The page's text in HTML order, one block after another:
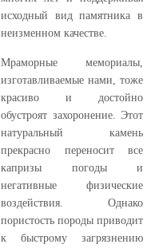
исходный вид памятника в
неизменном качестве.
Мраморные мемориалы,
изготавливаемые нами, тоже
красиво и достойно
обустроят захоронение. Этот
натуральный камень
прекрасно переносит все
капризы погоды и
негативные физические
воздействия. Однако
пористость породы приводит
к быстрому загрязнению